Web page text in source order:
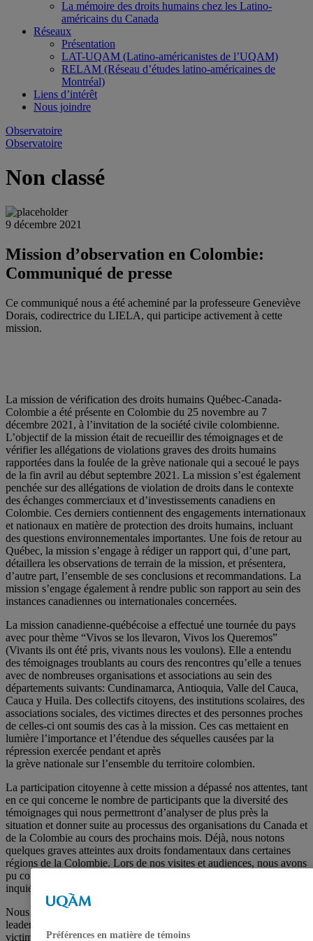
La mémoire des droits humains chez les Latino-
américains du Canada
Réseaux
Présentation
LAT-UQAM (Latino-américanistes de l’UQAM)
RELAM (Réseau d’études latino-américaines de
Montréal)
Liens d’intérêt
Nous joindre
Observatoire
Observatoire
Non classé
9 décembre 2021
Mission d’observation en Colombie:
Communiqué de presse
Ce communiqué nous a été acheminé par la professeure Geneviève
Dorais, codirectrice du LIELA, qui participe activement à cette
mission.
La mission de vérification des droits humains Québec-Canada-
Colombie a été présente en Colombie du 25 novembre au 7
décembre 2021, à l’invitation de la société civile colombienne.
L’objectif de la mission était de recueillir des témoignages et de
vérifier les allégations de violations graves des droits humains
rapportées dans la foulée de la grève nationale qui a secoué le pays
de la fin avril au début septembre 2021. La mission s’est également
penchée sur des allégations de violation de droits dans le contexte
des échanges commerciaux et d’investissements canadiens en
Colombie. Ces derniers contiennent des engagements internationaux
et nationaux en matière de protection des droits humains, incluant
des questions environnementales importantes. Une fois de retour au
Québec, la mission s’engage à rédiger un rapport qui, d’une part,
détaillera les observations de terrain de la mission, et présentera,
d’autre part, l’ensemble de ses conclusions et recommandations. La
mission s’engage également à rendre public son rapport au sein des
instances canadiennes ou internationales concernées.
La mission canadienne-québécoise a effectué une tournée du pays
avec pour thème “Vivos se los llevaron, Vivos los Queremos”
(Vivants ils ont été pris, vivants nous les voulons). Elle a entendu
des témoignages troublants au cours des rencontres qu’elle a tenues
avec de nombreuses organisations et associations au sein des
départements suivants: Cundinamarca, Antioquia, Valle del Cauca,
Cauca y Huila. Des collectifs citoyens, des institutions scolaires, des
associations sociales, des victimes directes et des personnes proches
de celles-ci ont soumis des cas à la mission. Ces cas mettaient en
lumière l’importance et l’étendue des séquelles causées par la
répression exercée pendant et après
la grève nationale sur l’ensemble du territoire colombien.
La participation citoyenne à cette mission a dépassé nos attentes, tant
en ce qui concerne le nombre de participants que la diversité des
témoignages qui nous permettront d’analyser de plus près la
situation et donner suite au processus des organisations du Canada et
de la Colombie au cours des prochains mois. Déjà, nous notons
quelques graves atteintes aux droits fondamentaux dans certaines
régions de la Colombie. Lors de nos visites et audiences, nous avons
pu constater un modèle d’intervention systématique répressif et très
inquiétant pour l’avenir.
Nous avons noté, en particulier, un profilage systématique des
leaders sociaux et syndicaux, avec de lourdes conséquences pour les
victimes, leurs familles et les communautés. Plusieurs des personnes
Préférences en matière de témoins